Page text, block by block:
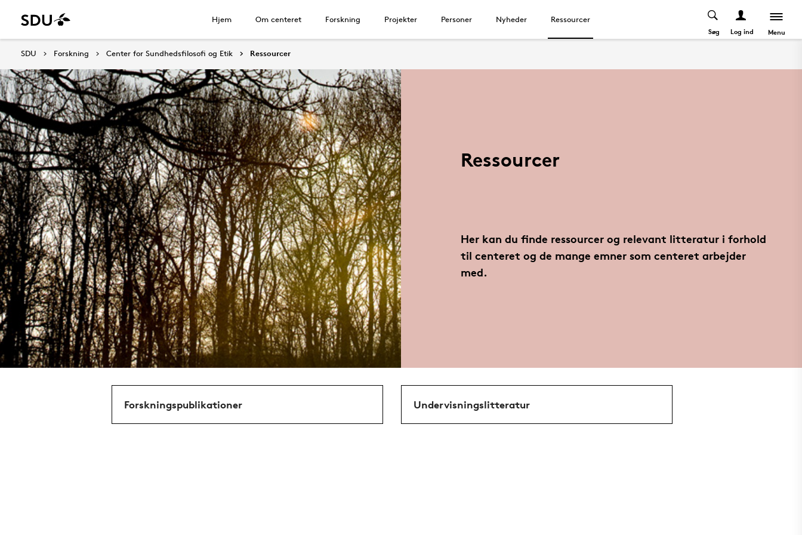
Hjem Om centeret Forskning Projekter Personer Nyheder Ressourcer
Søg Log ind Menu
SDU Forskning Center for Sundhedsfilosofi og Etik Ressourcer
Ressourcer
Her kan du finde ressourcer og relevant litteratur i forhold
til centeret og de mange emner som centeret arbejder
med.
Forskningspublikationer Undervisningslitteratur